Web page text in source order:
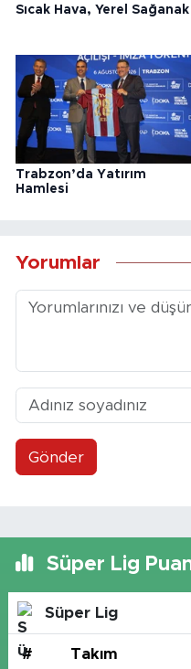
Sıcak Hava, Yerel Sağanak
Trabzon’da Yatırım
Hamlesi
Yorumlar
Gönder
Süper Lig
Süper Lig
# Takım